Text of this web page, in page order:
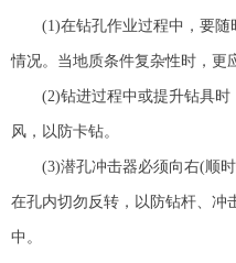
(1)在钻孔作业过程中，要随
情况。当地质条件复杂性时，更
(2)钻进过程中或提升钻具时
风，以防卡钻。
(3)潜孔冲击器必须向右(顺时
在孔内切勿反转，以防钻杆、冲
中。